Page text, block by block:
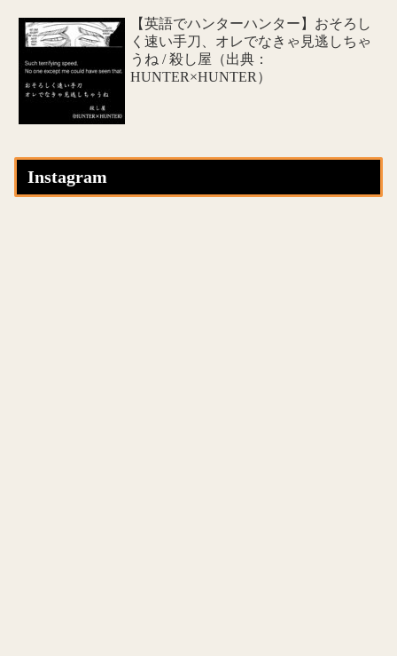
【英語でハンターハンター】おそろし
く速い手刀、オレでなきゃ見逃しちゃ
うね / 殺し屋（出典：
HUNTER×HUNTER）
Instagram